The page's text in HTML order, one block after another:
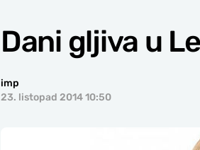
Dani gljiva u
imp
23. listopad 2014 10:50